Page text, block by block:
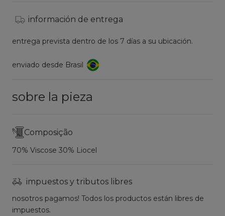
información de entrega
entrega prevista dentro de los 7 días a su ubicación.
enviado desde Brasil
sobre la pieza
Composição
70% Viscose 30% Liocel
impuestos y tributos libres
nosotros pagamos! Todos los productos están libres de
impuestos.